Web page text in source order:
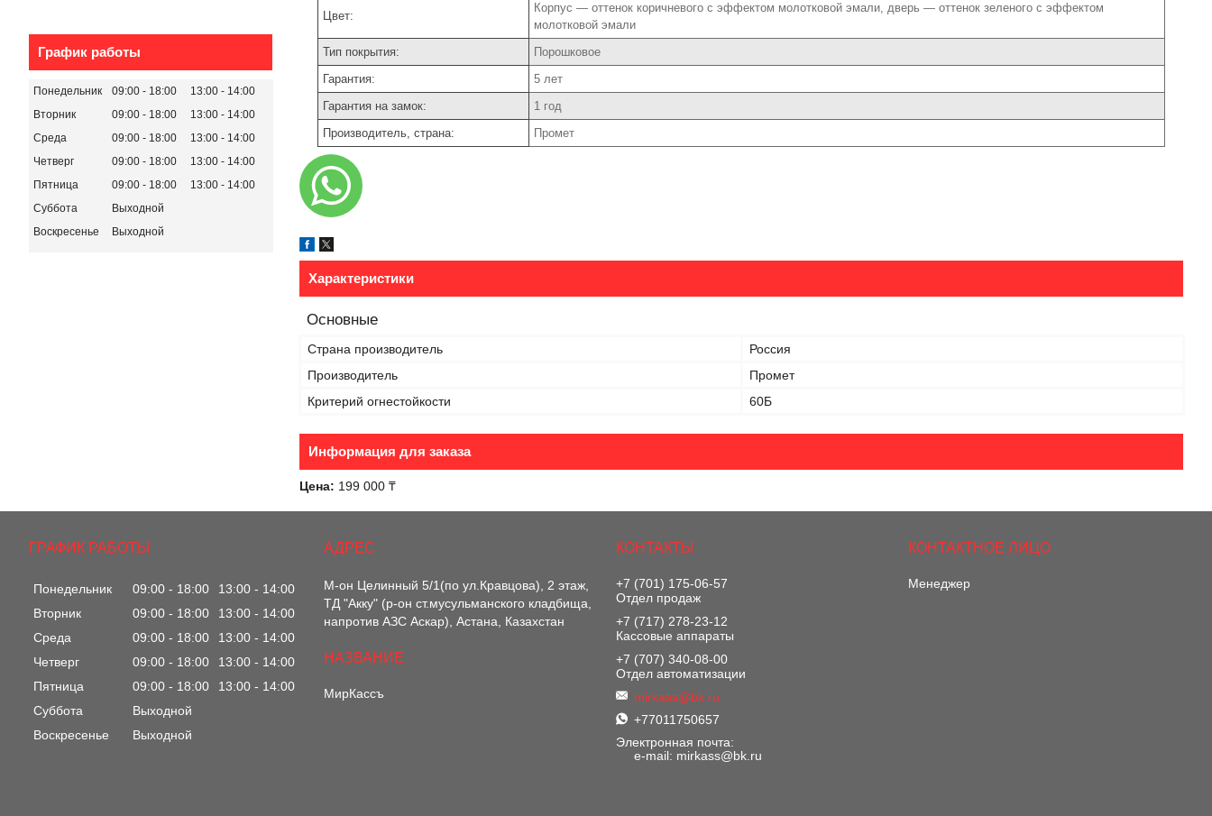
Цвет:
Корпус ― оттенок коричневого с эффектом молотковой эмали, дверь ― оттенок зеленого с эффектом
молотковой эмали
Тип покрытия:
Порошковое
Гарантия:
5 лет
Гарантия на замок:
1 год
Производитель, страна:
Промет
Характеристики
Основные
Страна производитель
Россия
Производитель
Промет
Критерий огнестойкости
60Б
Информация для заказа
Цена: 199 000 ₸
График работы
Понедельник 09:00 18:00 13:00
14:00
Вторник
09:00 18:00 13:00
14:00
Среда
09:00 18:00 13:00
14:00
Четверг
09:00 18:00 13:00
14:00
Пятница
09:00 18:00 13:00
14:00
Суббота
Выходной
Воскресенье
Выходной
ГРАФИК РАБОТЫ
Понедельник 09:00 18:00 13:00
14:00
Вторник
09:00 18:00 13:00
14:00
Среда
09:00 18:00 13:00
14:00
Четверг
09:00 18:00 13:00
14:00
Пятница
09:00 18:00 13:00
14:00
Суббота
Выходной
Воскресенье
Выходной
М-он Целинный 5/1(по ул.Кравцова), 2 этаж,
ТД "Акку" (р-он ст.мусульманского кладбища,
напротив АЗС Аскар), Астана, Казахстан
МирКассъ
+7 (701) 175-06-57
Отдел продаж
+7 (717) 278-23-12
Кассовые аппараты
+7 (707) 340-08-00
Отдел автоматизации
mirkass@bk.ru
+77011750657
Электронная почта
e-mail: mirkass@bk.ru
Менеджер